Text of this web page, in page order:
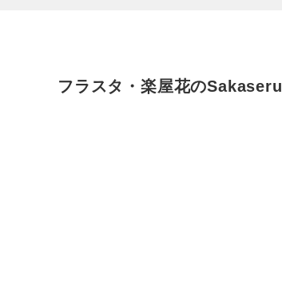
フラスタ・楽屋花のSakaseru